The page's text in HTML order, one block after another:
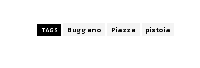
TAGS Buggiano Piazza pistoia